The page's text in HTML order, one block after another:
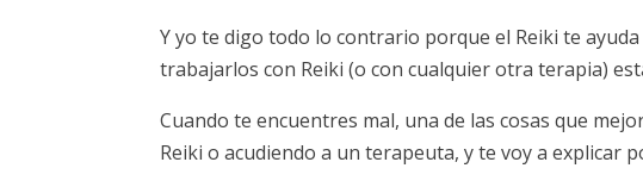
Y yo te digo todo lo contrario porque el Reiki te
trabajarlos con Reiki (o con cualquier otra terapia)
Cuando te encuentres mal, una de las cosas que
Reiki o acudiendo a un terapeuta, y te voy a explicar